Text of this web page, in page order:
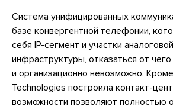
Система унифицированных
базе конвергентной телефонии,
себя IP-сегмент и участки
инфраструктуры, отказаться от
и организационно невозможно.
Technologies построила контакт-
возможности позволяют полностью